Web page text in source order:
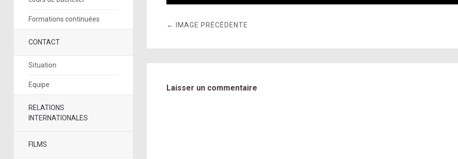
Formations continuées
CONTACT
Situation
Equipe
RELATIONS
INTERNATIONALES
FILMS
← IMAGE PRÉCÉDENTE
Laisser un commentaire